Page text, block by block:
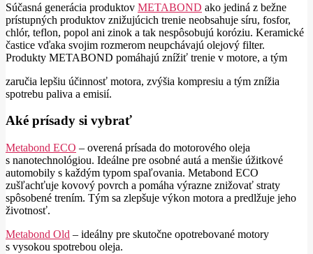
Súčasná generácia produktov METABOND ako jediná z bežne
prístupných produktov znižujúcich trenie neobsahuje síru, fosfor,
chlór, teflon, popol ani zinok a tak nespôsobujú koróziu. Keramické
častice vďaka svojim rozmerom neupchávajú olejový filter.
Produkty METABOND pomáhajú znížiť trenie v motore, a tým
zaručia lepšiu účinnosť motora, zvýšia kompresiu a tým znížia
spotrebu paliva a emisií.
Aké prísady si vybrať
Metabond ECO – overená prísada do motorového oleja
s nanotechnológiou. Ideálne pre osobné autá a menšie úžitkové
automobily s každým typom spaľovania. Metabond ECO
zušľachťuje kovový povrch a pomáha výrazne znižovať straty
spôsobené trením. Tým sa zlepšuje výkon motora a predlžuje jeho
životnosť.
Metabond Old – ideálny pre skutočne opotrebované motory
s vysokou spotrebou oleja.